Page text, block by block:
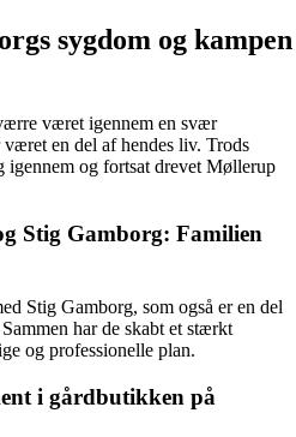
sygdom og kampen
været igennem en svær
en del af hendes liv. Trods
igennem og fortsat drevet Møllerup
Stig Gamborg: Familien
Stig Gamborg, som også er en del
har de skabt et stærkt
og professionelle plan.
i gårdbutikken på